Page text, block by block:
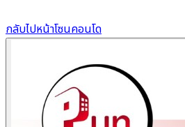
กลับไปหน้าโซนคอนโด